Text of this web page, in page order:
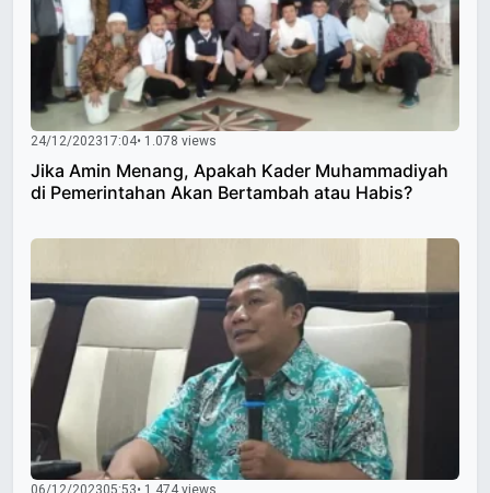
24/12/202317:04• 1.078 views
Jika Amin Menang, Apakah Kader Muhammadiyah
di Pemerintahan Akan Bertambah atau Habis?